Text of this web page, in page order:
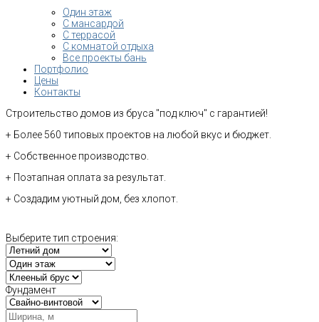
Один этаж
С мансардой
С террасой
С комнатой отдыха
Все проекты бань
Портфолио
Цены
Контакты
Строительство домов из бруса "под ключ" с гарантией!
+ Более 560 типовых проектов на любой вкус и бюджет.
+ Собственное производство.
+ Поэтапная оплата за результат.
+ Создадим уютный дом, без хлопот.
Выберите тип строения:
Фундамент